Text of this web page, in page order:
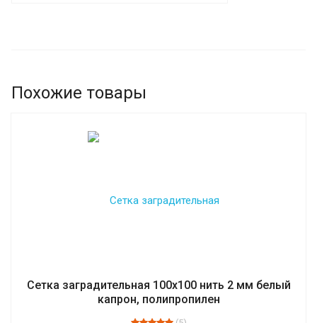
Похожие товары
Сетка заградительная 100х100 нить 2 мм белый
капрон, полипропилен